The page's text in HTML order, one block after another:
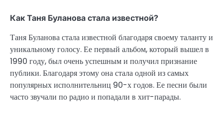
Как Таня Буланова стала известной?
Таня Буланова стала известной благодаря своему таланту и
уникальному голосу. Ее первый альбом, который вышел в
1990 году, был очень успешным и получил признание
публики. Благодаря этому она стала одной из самых
популярных исполнительниц 90-х годов. Ее песни были
часто звучали по радио и попадали в хит-парады.